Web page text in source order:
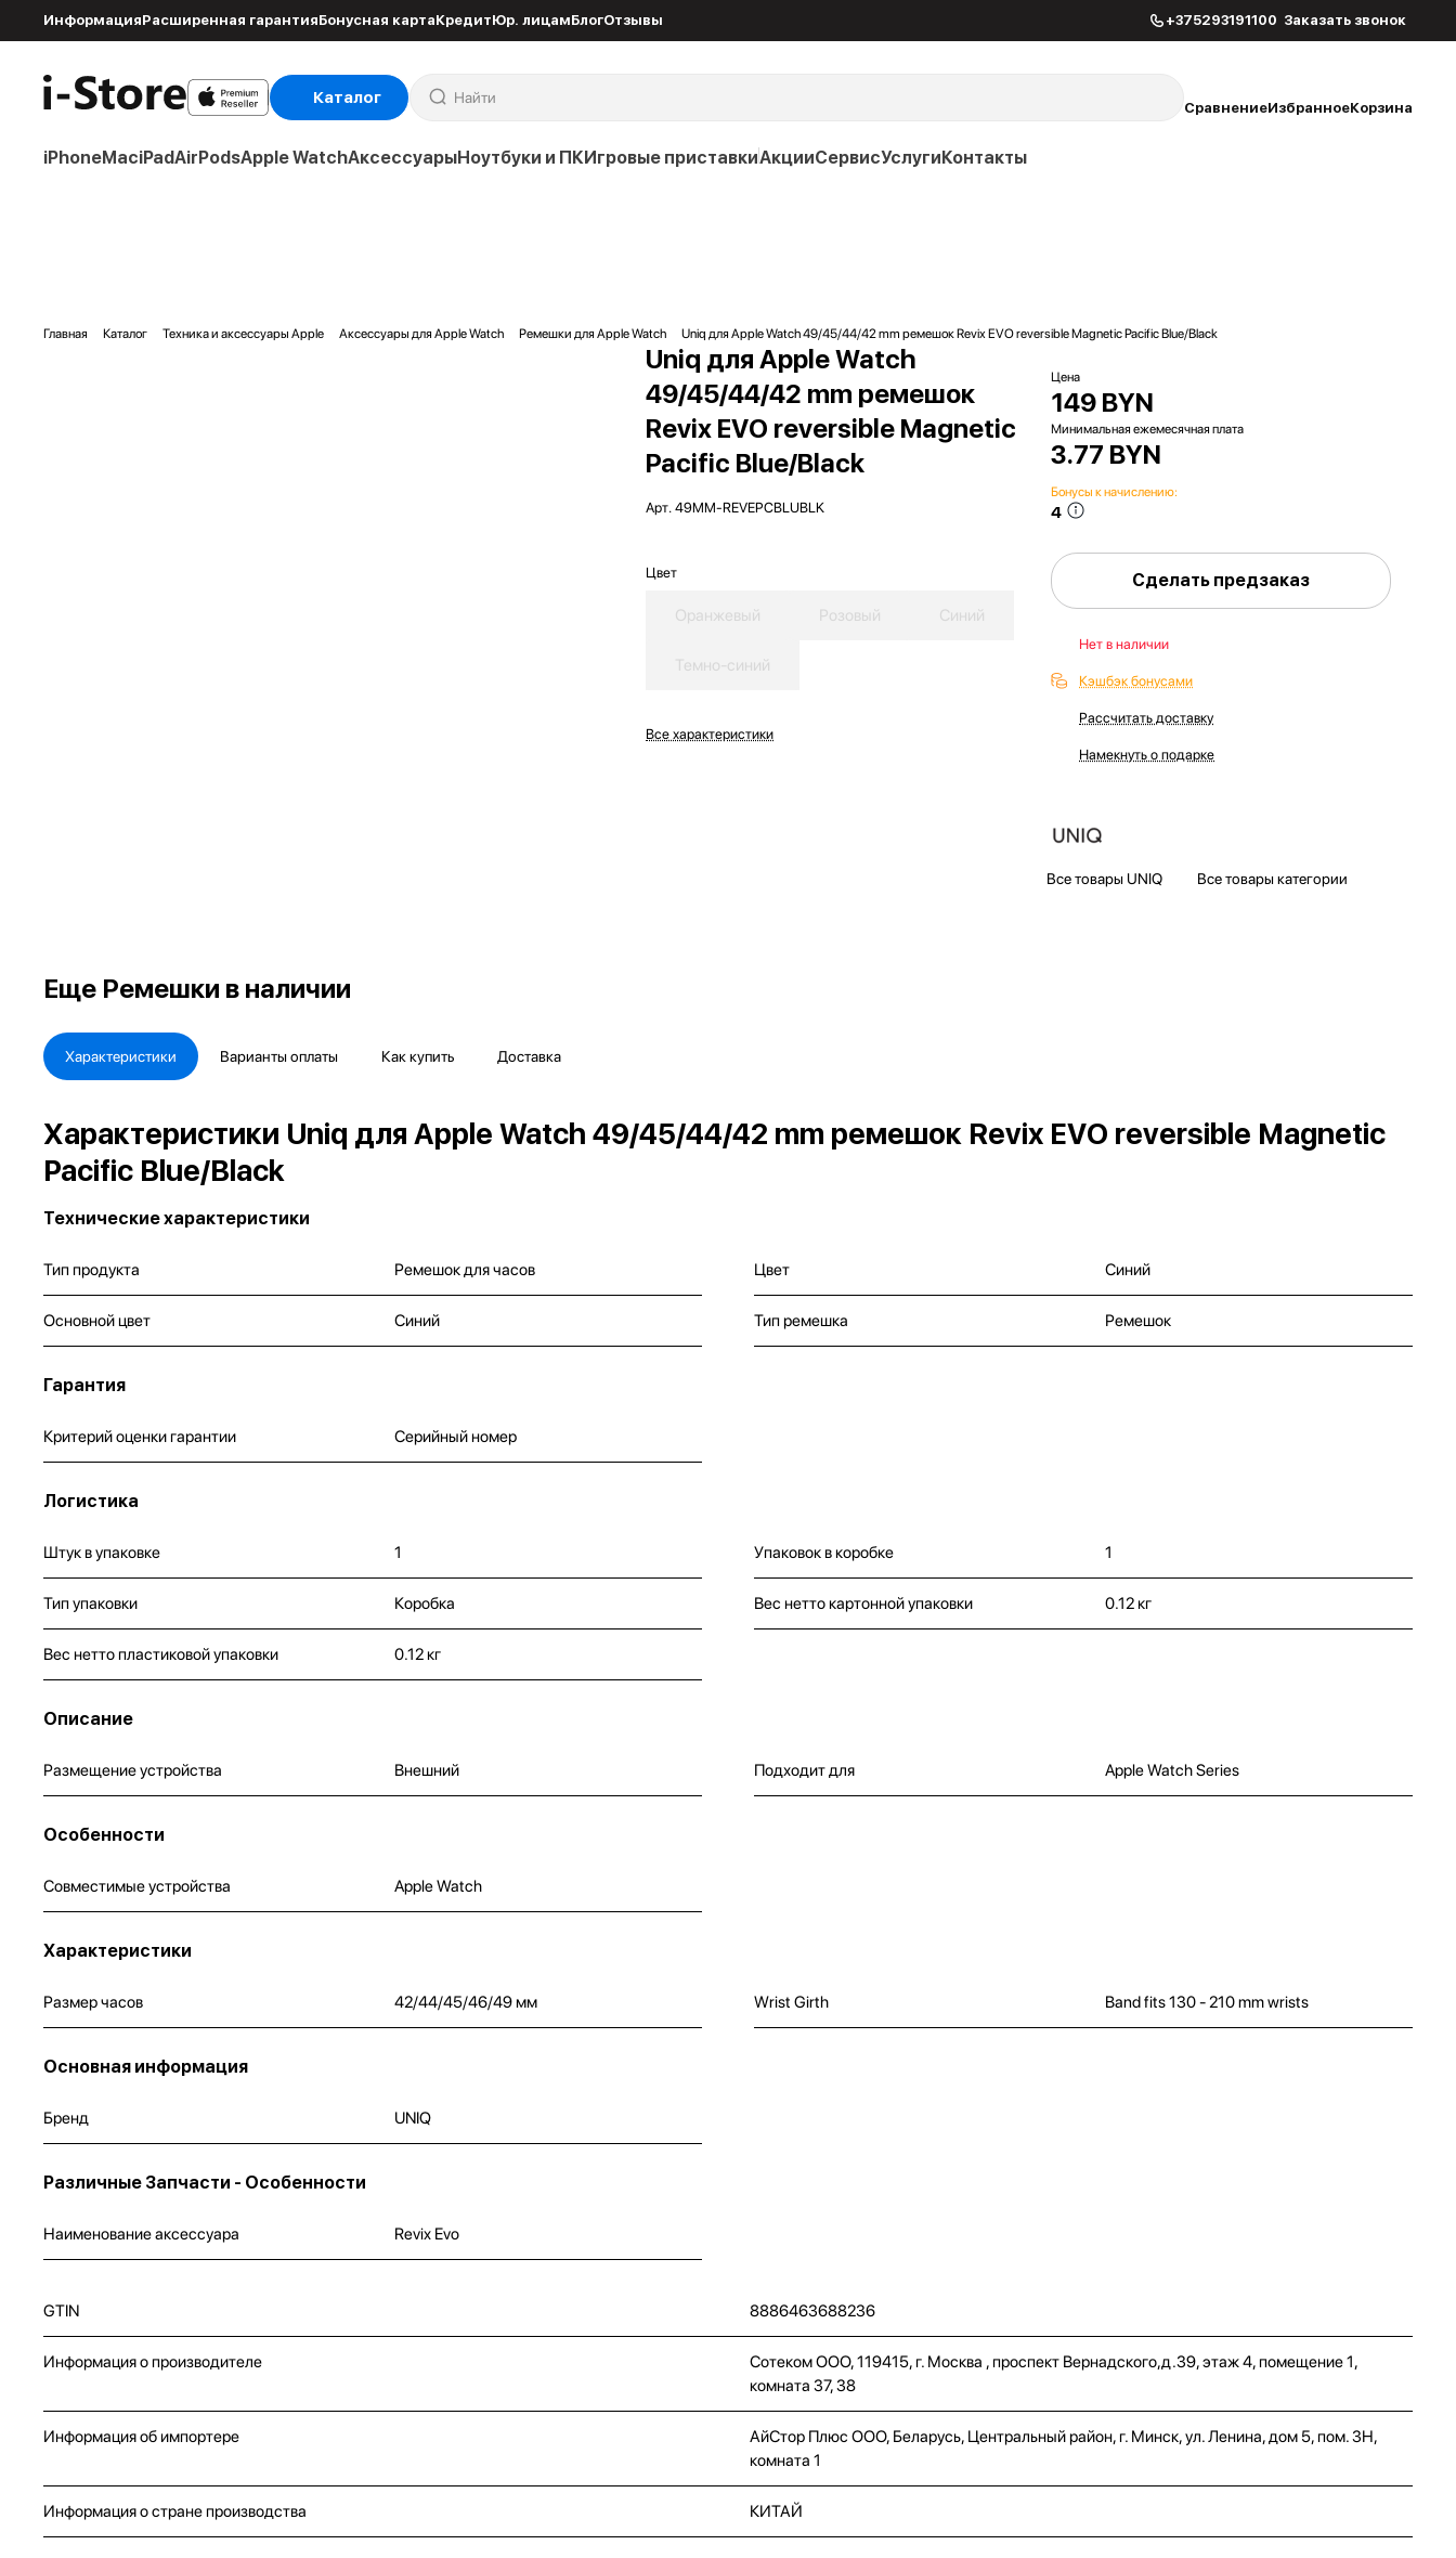
ИнформацияРасширенная гарантияБонусная картаКредитЮр. лицамБлогОтзывы +375293191100 Заказать звонок
Каталог
СравнениеИзбранноеКорзина
iPhoneMaciPadAirPodsApple WatchАксессуарыНоутбуки и ПКИгровые приставкиАкцииСервисУслугиКонтакты
Главная Каталог Техника и аксессуары Apple Аксессуары для Apple Watch Ремешки для Apple Watch Uniq для Apple Watch 49/45/44/42 mm ремешок Revix EVO reversible Magnetic Pacific Blue/Black
Uniq для Apple Watch
49/45/44/42 mm ремешок
Revix EVO reversible Magnetic
Pacific Blue/Black
Арт.49MM-REVEPCBLUBLK
Цвет
Оранжевый Розовый Синий
Темно-синий
Все характеристики
Цена
149 BYN
Минимальная ежемесячная плата
3.77 BYN
Бонусы к начислению:
4
Сделать предзаказ
Нет в наличии
Кэшбэк бонусами
Рассчитать доставку
Намекнуть о подарке
Все товары UNIQ Все товары категории
Еще Ремешки в наличии
Характеристики Варианты оплаты Как купить Доставка
Характеристики Uniq для Apple Watch 49/45/44/42 mm ремешок Revix EVO reversible Magnetic
Pacific Blue/Black
Технические характеристики
Тип продукта Ремешок для часов Цвет Синий
Основной цвет Синий Тип ремешка Ремешок
Гарантия
Критерий оценки гарантии Серийный номер
Логистика
Штук в упаковке 1 Упаковок в коробке 1
Тип упаковки Коробка Вес нетто картонной упаковки 0.12 кг
Вес нетто пластиковой упаковки 0.12 кг
Описание
Размещение устройства Внешний Подходит для Apple Watch Series
Особенности
Совместимые устройства Apple Watch
Характеристики
Размер часов 42/44/45/46/49 мм Wrist Girth Band fits 130 - 210 mm wrists
Основная информация
Бренд UNIQ
Различные Запчасти - Особенности
Наименование аксессуара Revix Evo
GTIN 8886463688236
Информация о производителе
Сотеком ООО, 119415, г. Москва , проспект Вернадского,д.39, этаж 4, помещение 1,
комната 37, 38
Информация об импортере
АйСтор Плюс ООО, Беларусь, Центральный район, г. Минск, ул. Ленина, дом 5, пом. 3Н,
комната 1
Информация о стране производства КИТАЙ